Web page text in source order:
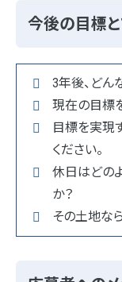
今後の目標
3年後、どん
現在の目標
目標を実現
ください。
休日はどの
か？
その土地な